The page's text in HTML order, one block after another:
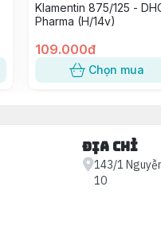
Klamentin 875/125 -
Pharma (H/14v)
109.000đ
Chọn mua
Địa chỉ
143/1
10